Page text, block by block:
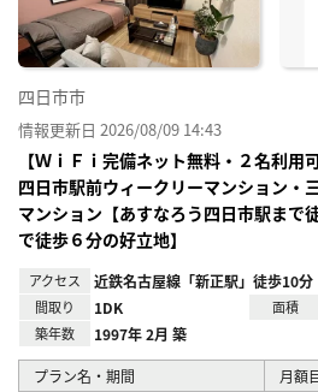
四日市市
情報更新日 2026/08/09 14:43
【ＷｉＦｉ完備ネット無料・２名利用
四日市駅前ウィークリーマンション・
マンション【あすなろう四日市駅まで
で徒歩６分の好立地】
アクセス 近鉄名古屋線「新正駅」徒歩10分
間取り 1DK 面積
築年数 1997年 2月 築
プラン名・期間 月額